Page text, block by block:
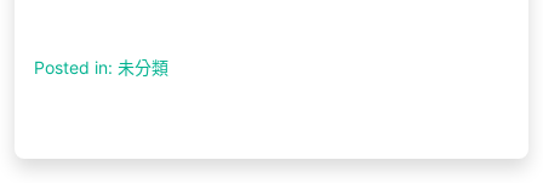
Posted in: 未分類